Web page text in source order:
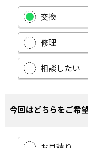
交換
修理
相談したい
今回はどちらをご希